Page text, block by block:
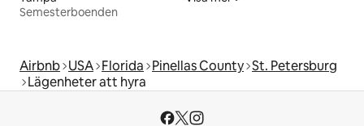
Semesterboenden
Airbnb USA Florida Pinellas County St. Petersburg
Lägenheter att hyra